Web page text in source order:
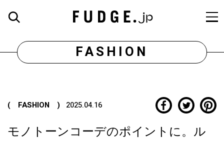
FASHION
( FASHION ) 2025.04.16
モノトーンコーデのポイントに。ル